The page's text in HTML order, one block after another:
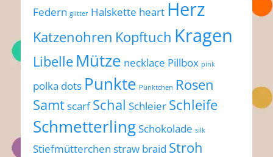
Federn glitter Halskette heart Herz
Katzenohren Kopftuch Kragen
Libelle Mütze necklace Pillbox pink
polka dots Punkte Pünktchen Rosen
Samtscarf Schal Schleier Schleife
SchmetterlingSchokolade silk
Stiefmütterchen straw braid Stroh